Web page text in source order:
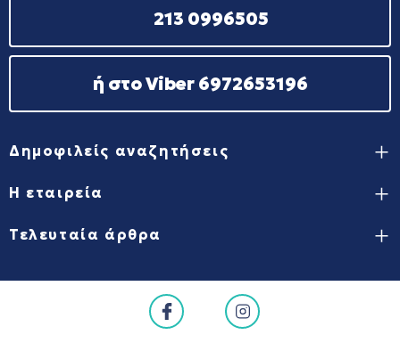
213 0996505
ή στο Viber 6972653196
Δημοφιλείς αναζητήσεις
Η εταιρεία
Τελευταία άρθρα